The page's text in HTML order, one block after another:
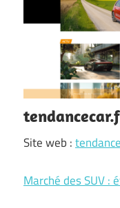
Site web :
Marché des SUV :